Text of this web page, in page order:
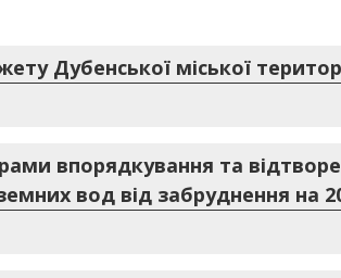
Дубенської міської
впорядкування та
вод від забруднення на